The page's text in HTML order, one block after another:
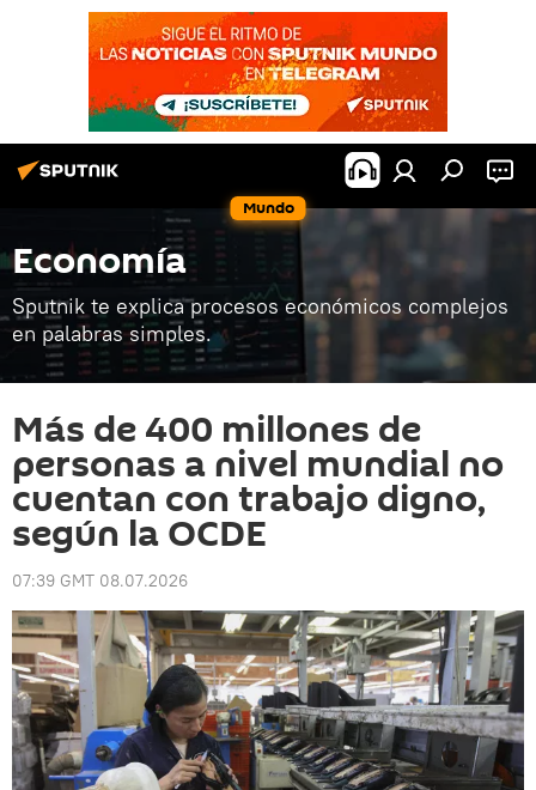
Mundo
Economía
Sputnik te explica procesos económicos complejos
en palabras simples.
Más de 400 millones de
personas a nivel mundial no
cuentan con trabajo digno,
según la OCDE
07:39 GMT 08.07.2026